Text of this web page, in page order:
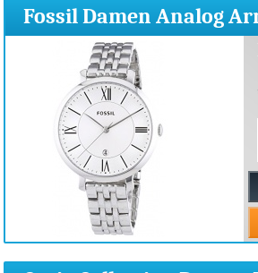
Fossil Damen Analog
Edelstahl ES3433